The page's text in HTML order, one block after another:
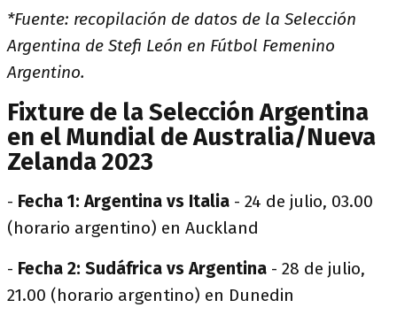
*Fuente: recopilación de datos de la Selección
Argentina de Stefi León en Fútbol Femenino
Argentino.
Fixture de la Selección Argentina
en el Mundial de Australia/Nueva
Zelanda 2023
- Fecha 1: Argentina vs Italia - 24 de julio, 03.00
(horario argentino) en Auckland
- Fecha 2: Sudáfrica vs Argentina - 28 de julio,
21.00 (horario argentino) en Dunedin